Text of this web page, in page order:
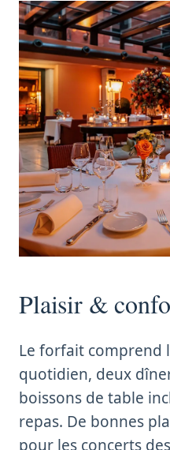
Plaisir &
Le forfait comprend
quotidien, deux
boissons de table
repas. De bonnes
pour les concerts